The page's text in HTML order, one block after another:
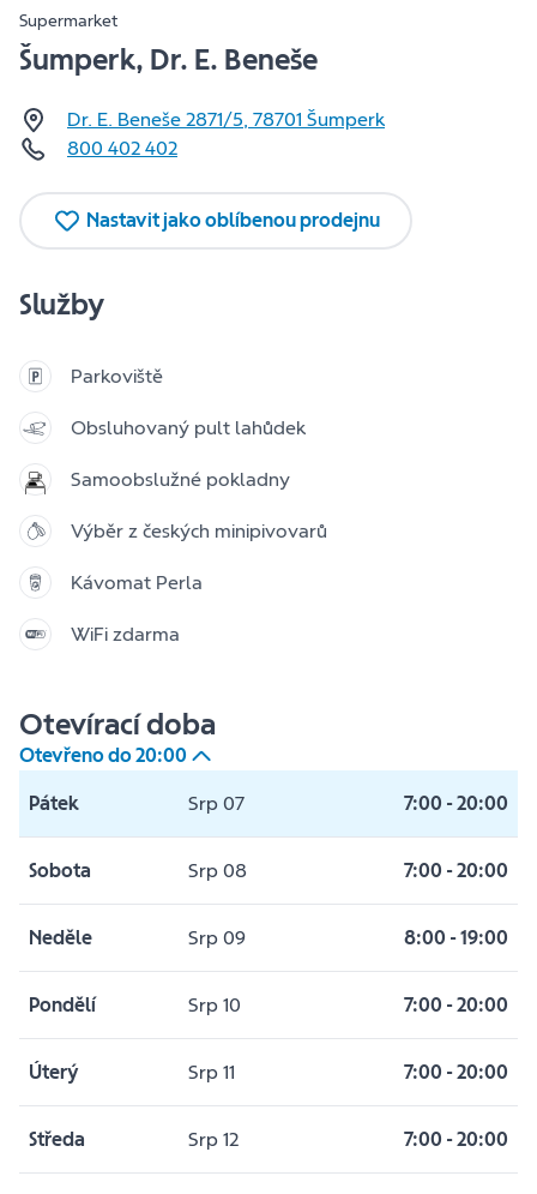
Nastavit jako oblíbenou prodejnu
Supermarket
Šumperk, Dr. E. Beneše
Dr. E. Beneše 2871/5, 78701 Šumperk
800 402 402
Služby
Parkoviště
Obsluhovaný pult lahůdek
Samoobslužné pokladny
Výběr z českých minipivovarů
Kávomat Perla
WiFi zdarma
Otevírací doba
Otevřeno do20:00
Pátek Srp 07 7:00 -20:00
Sobota Srp 08 7:00 -20:00
Neděle Srp 09 8:00 -19:00
Pondělí Srp 10 7:00 -20:00
Úterý Srp 11 7:00 -20:00
Středa Srp 12 7:00 -20:00